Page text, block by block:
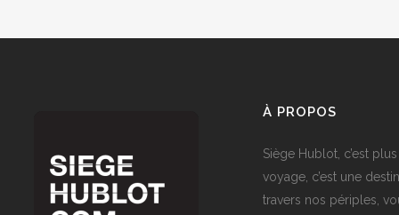
À PROPOS
Siège Hublot, c’est
voyage, c’est une
travers nos périples,